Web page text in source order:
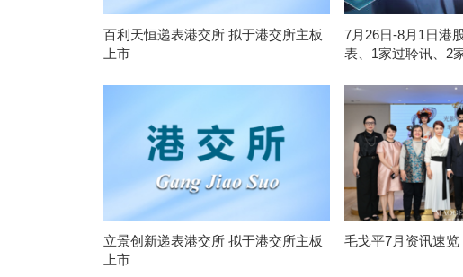
百利天恒递表港交所 拟于港交所主板
上市
7月26日-8月1日港
表、1家过聆讯、2
立景创新递表港交所 拟于港交所主板
上市
毛戈平7月资讯速览